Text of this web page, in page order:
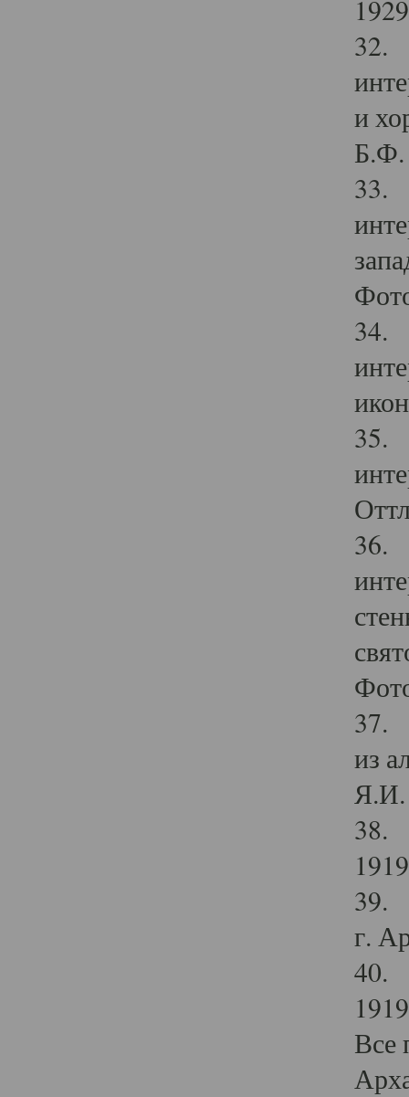
32.
и
Б.Ф.
33.
34.
35.
36.
37.
из
Я.И.
38.
39.
г.
40.
Все